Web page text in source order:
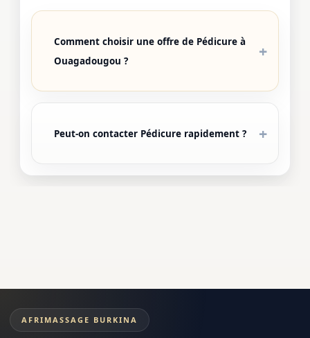
Comment choisir une offre de Pédicure à
Ouagadougou ?
Peut-on contacter Pédicure rapidement ?
AFRIMASSAGE BURKINA